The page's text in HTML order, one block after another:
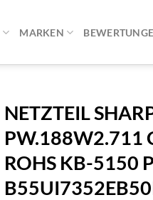
MARKEN
NETZTEIL
PW.188W2.711
ROHS KB-5150